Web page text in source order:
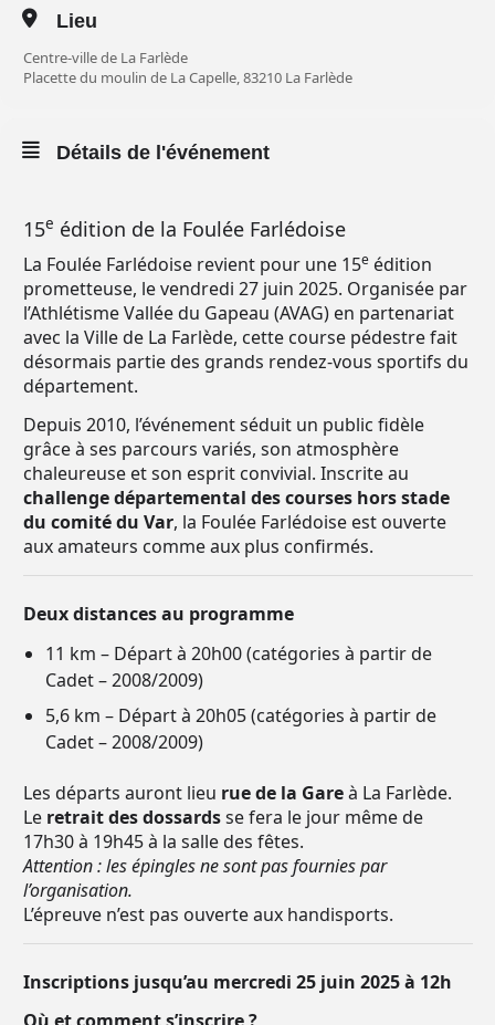
Lieu
Centre-ville de La Farlède
Placette du moulin de La Capelle, 83210 La Farlède
Détails de l'événement
15e édition de la Foulée Farlédoise
La Foulée Farlédoise revient pour une 15e édition
prometteuse, le vendredi 27 juin 2025. Organisée par
l’Athlétisme Vallée du Gapeau (AVAG) en partenariat
avec la Ville de La Farlède, cette course pédestre fait
désormais partie des grands rendez-vous sportifs du
département.
Depuis 2010, l’événement séduit un public fidèle
grâce à ses parcours variés, son atmosphère
chaleureuse et son esprit convivial. Inscrite au
challenge départemental des courses hors stade
du comité du Var, la Foulée Farlédoise est ouverte
aux amateurs comme aux plus confirmés.
Deux distances au programme
11 km – Départ à 20h00 (catégories à partir de
Cadet – 2008/2009)
5,6 km – Départ à 20h05 (catégories à partir de
Cadet – 2008/2009)
Les départs auront lieu rue de la Gareà La Farlède.
Le retrait des dossardsse fera le jour même de
17h30 à 19h45 à la salle des fêtes.
Attention : les épingles ne sont pas fournies par
l’organisation.
L’épreuve n’est pas ouverte aux handisports.
Inscriptions jusqu’au mercredi 25 juin 2025 à 12h